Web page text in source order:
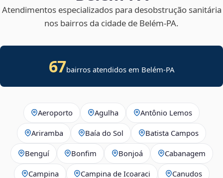
Atendimentos especializados para desobstrução sanitária
nos bairros da cidade de Belém‑PA.
67bairros atendidos em Belém-PA
Aeroporto Agulha Antônio Lemos
Ariramba Baía do Sol Batista Campos
Benguí Bonfim Bonjoá Cabanagem
Campina Campina de Icoaraci Canudos